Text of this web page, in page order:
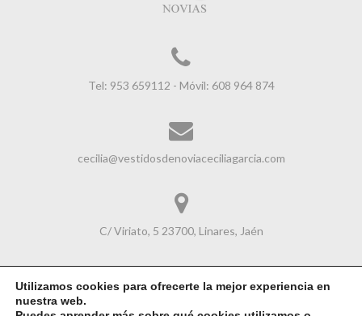
Tel: 953 659112 - Móvil: 608 964 874
cecilia@vestidosdenoviaceciliagarcia.com
C/ Viriato, 5 23700, Linares, Jaén
Avisol Legal
Utilizamos cookies para ofrecerte la mejor experiencia en
nuestra web.